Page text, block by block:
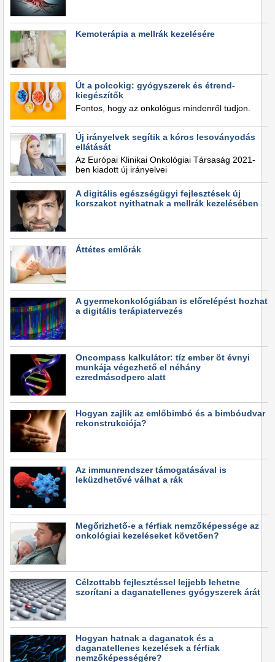
Kemoterápia a mellrák kezelésére
Út a polcokig: gyógyszerek és étrend-
kiegészítők
Fontos, hogy az onkológus mindenről tudjon.
Új irányelvek segítik a kóros lesoványodás
ellátását
Az Európai Klinikai Onkológiai Társaság 2021-
ben kiadott új irányelvei
A digitális egészségügyi fejlesztések új
korszakot nyithatnak a mellrák kezelésében
Áttétes emlőrák
A gyermekonkológiában is előrelépést hozhat
a digitális terápiatervezés
Oncompass kalkulátor: tíz ember öt évnyi
munkája végezhető el néhány
ezredmásodperc alatt
Hogyan zajlik az emlőbimbó és a bimbóudvar
rekonstrukciója?
Az immunrendszer támogatásával is
leküzdhetővé válhat a rák
Megőrizhető-e a férfiak nemzőképessége az
onkológiai kezeléseket követően?
Célzottabb fejlesztéssel lejjebb lehetne
szorítani a daganatellenes gyógyszerek árát
Hogyan hatnak a daganatok és a
daganatellenes kezelések a férfiak
nemzőképességére?